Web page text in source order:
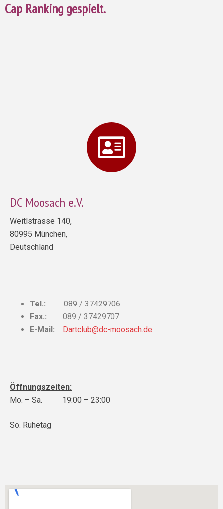
Cap Ranking gespielt.
DC Moosach e.V.
Weitlstrasse 140,
80995 München,
Deutschland
Tel.: 089 / 37429706
Fax.: 089 / 37429707
E-Mail:
Dartclub@dc-moosach.de
Öffnungszeiten:
Mo. – Sa. 19:00 – 23:00
So. Ruhetag